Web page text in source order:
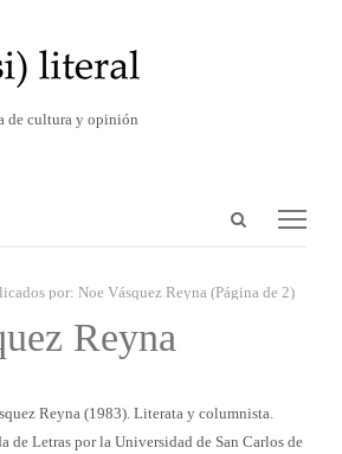
de cultura y opinión
Abrir
búsqueda
por: Noe Vásquez Reyna (Página de 2)
Reyna
Reyna (1983). Literata y columnista.
de Letras por la Universidad de San Carlos de